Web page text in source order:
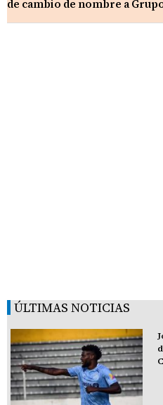
de cambio de nombre a
ÚLTIMAS NOTICIAS